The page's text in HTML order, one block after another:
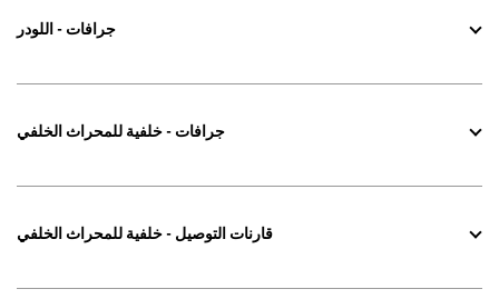
جرافات - اللودر
جرافات - خلفية للمحراث الخلفي
قارنات التوصيل - خلفية للمحراث الخلفي